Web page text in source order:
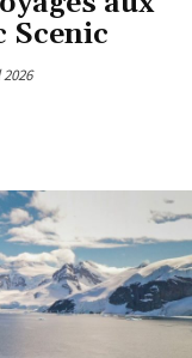
Scenic